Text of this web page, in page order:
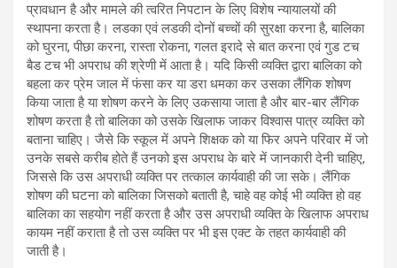
प्रावधान है और मामले की त्वरित निपटान के लिए विशेष न्यायालयों की
स्थापना करता है। लडका एवं लडकी दोनों बच्चों की सुरक्षा करना है, बालिका
को घुरना, पीछा करना, रास्ता रोकना, गलत इरादे से बात करना एवं गुड टच
बैड टच भी अपराध की श्रेणी में आता है। यदि किसी व्यक्ति द्वारा बालिका को
बहला कर प्रेम जाल में फंसा कर या डरा धमका कर उसका लैंगिक शोषण
किया जाता है या शोषण करने के लिए उकसाया जाता है और बार-बार लैंगिक
शोषण करता है तो बालिका को उसके खिलाफ जाकर विश्वास पात्र व्यक्ति को
बताना चाहिए। जैसे कि स्कूल में अपने शिक्षक को या फिर अपने परिवार में जो
उनके सबसे करीब होते हैं उनको इस अपराध के बारे में जानकारी देनी चाहिए,
जिससे कि उस अपराधी व्यक्ति पर तत्काल कार्यवाही की जा सके। लैंगिक
शोषण की घटना को बालिका जिसको बताती है, चाहे वह कोई भी व्यक्ति हो वह
बालिका का सहयोग नहीं करता है और उस अपराधी व्यक्ति के खिलाफ अपराध
कायम नहीं कराता है तो उस व्यक्ति पर भी इस एक्ट के तहत कार्यवाही की
जाती है।